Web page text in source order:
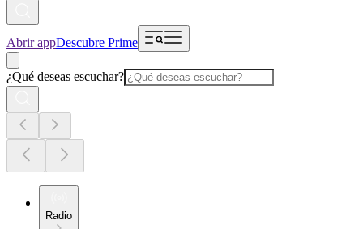
Abrir appDescubre Prime
¿Qué deseas escuchar?
Radio